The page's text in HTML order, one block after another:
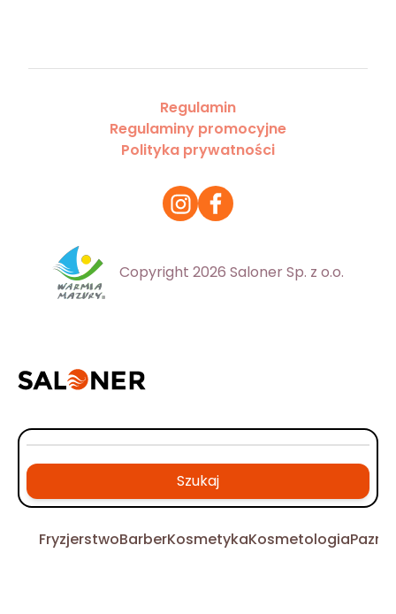
Regulamin
Regulaminy promocyjne
Polityka prywatności
Copyright 2026 Saloner Sp. z o.o.
Szukaj
FryzjerstwoBarberKosmetykaKosmetologia